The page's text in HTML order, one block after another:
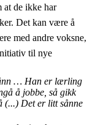
at de ikke har
Det kan være å
med andre voksne,
til nye
… Han er lærling
å jobbe, så gikk
(...) Det er litt sånne